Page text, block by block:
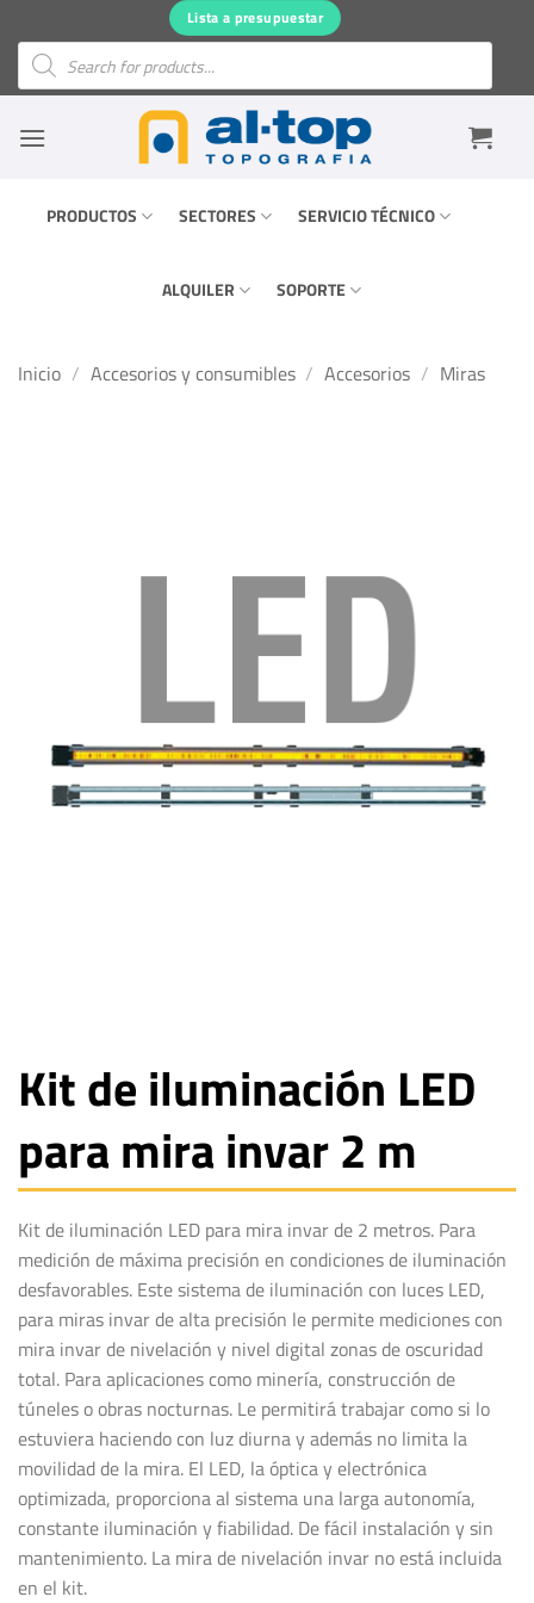
contenido
Lista a presupuestar
Búsqueda
productos
PRODUCTOS SECTORES SERVICIO TÉCNICO
ALQUILER SOPORTE
Inicio / Accesorios y consumibles / Accesorios / Miras
Kit de iluminación LED
para mira invar 2 m
Kit de iluminación LED para mira invar de 2 metros. Para
medición de máxima precisión en condiciones de iluminación
desfavorables. Este sistema de iluminación con luces LED,
para miras invar de alta precisión le permite mediciones con
mira invar de nivelación y nivel digital zonas de oscuridad
total. Para aplicaciones como minería, construcción de
túneles o obras nocturnas. Le permitirá trabajar como si lo
estuviera haciendo con luz diurna y además no limita la
movilidad de la mira. El LED, la óptica y electrónica
optimizada, proporciona al sistema una larga autonomía,
constante iluminación y fiabilidad. De fácil instalación y sin
mantenimiento. La mira de nivelación invar no está incluida
en el kit.